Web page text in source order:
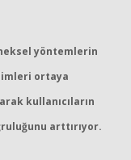
yöntemlerin
ortaya
kullanıcıların
arttırıyor.